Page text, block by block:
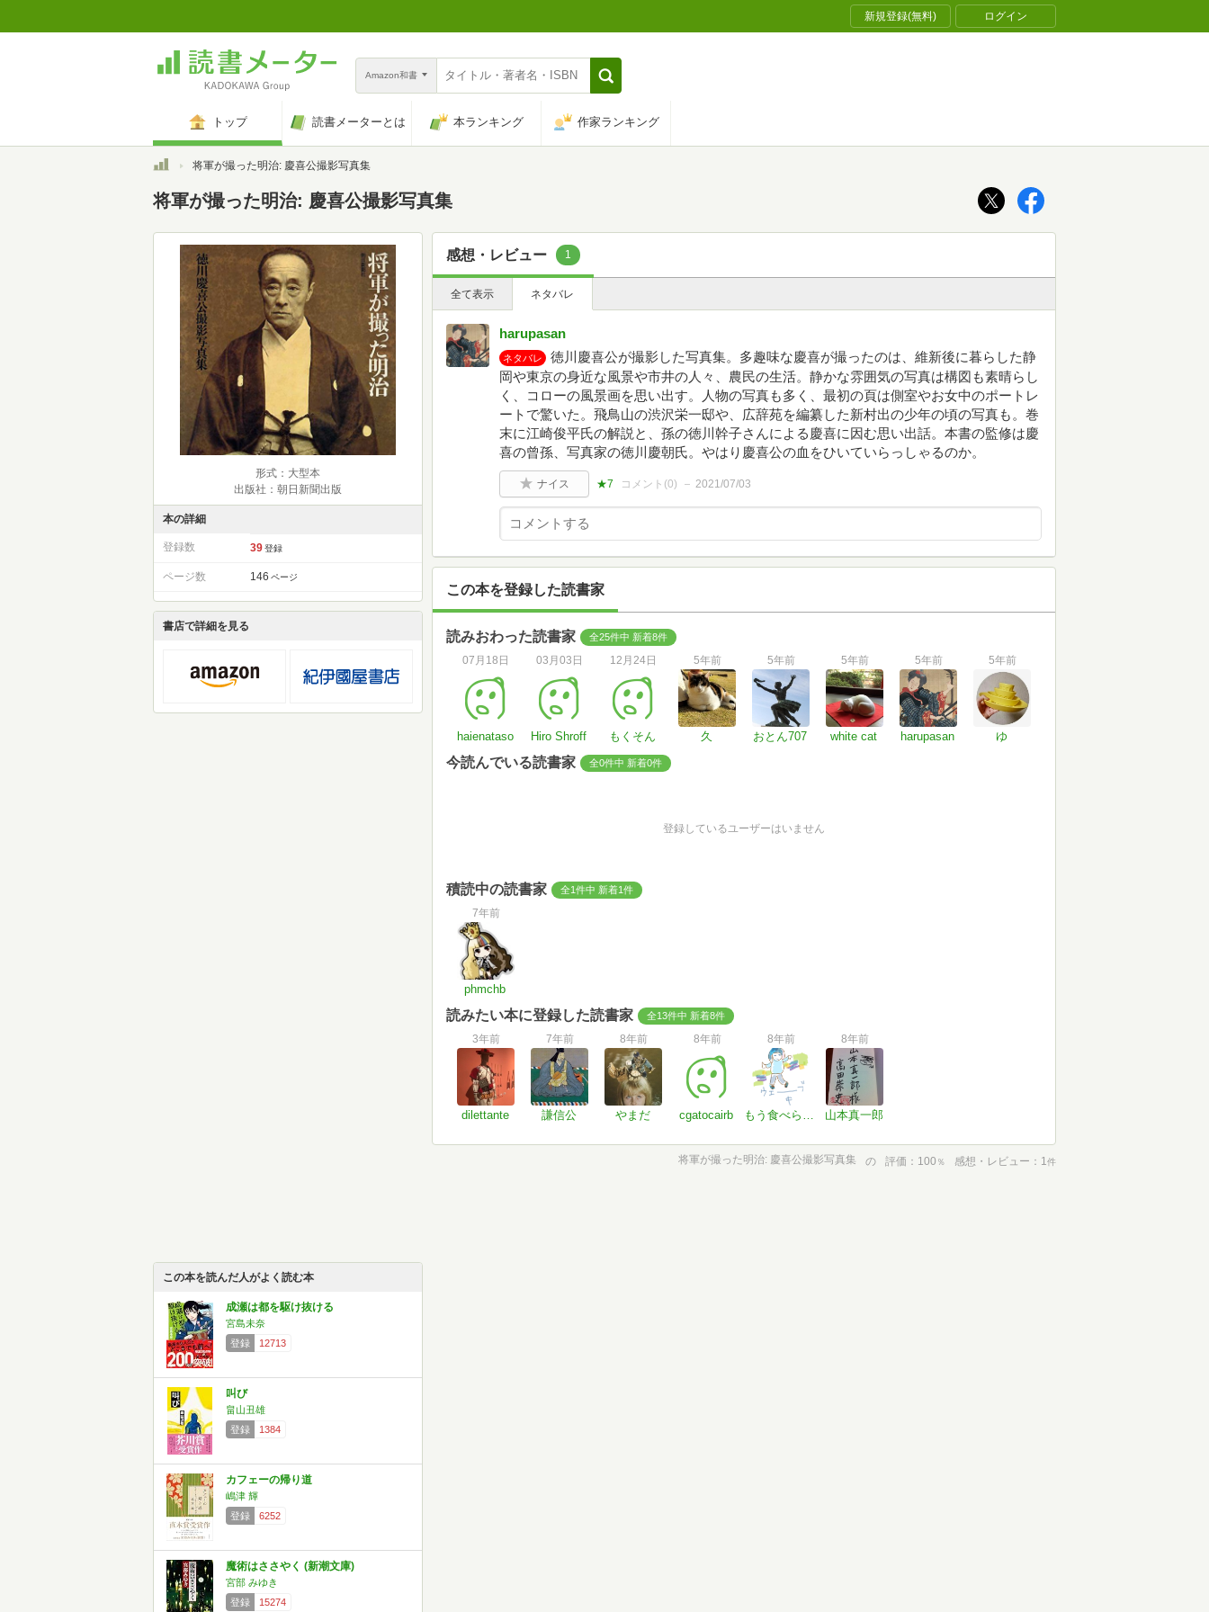
新規登録(無料) ログイン
Amazon和書
トップ 読書メーターとは 本ランキング 作家ランキング
トップ将軍が撮った明治: 慶喜公撮影写真集
将軍が撮った明治: 慶喜公撮影写真集
形式：大型本
出版社：朝日新聞出版
本の詳細
登録数 39 登録
ページ数 146 ページ
書店で詳細を見る
この本を読んだ人がよく読む本
成瀬は都を駆け抜ける
宮島未奈
登録
12713
叫び
畠山丑雄
登録
1384
カフェーの帰り道
嶋津 輝
登録
6252
魔術はささやく (新潮文庫)
宮部 みゆき
登録
15274
感想・レビュー 1
全て表示 ネタバレ
harupasan
ネタバレ
徳川慶喜公が撮影した写真集。多趣味な慶喜が撮ったのは、維新後に暮らした静
岡や東京の身近な風景や市井の人々、農民の生活。静かな雰囲気の写真は構図も素晴らし
く、コローの風景画を思い出す。人物の写真も多く、最初の頁は側室やお女中のポートレ
ートで驚いた。飛鳥山の渋沢栄一邸や、広辞苑を編纂した新村出の少年の頃の写真も。巻
末に江崎俊平氏の解説と、孫の徳川幹子さんによる慶喜に因む思い出話。本書の監修は慶
喜の曾孫、写真家の徳川慶朝氏。やはり慶喜公の血をひいていらっしゃるのか。
ナイス ★7 コメント(0) 2021/07/03
この本を登録した読書家
読みおわった読書家 全25件中 新着8件
07月18日
haienataso
03月03日
Hiro Shroff
12月24日
もくそん
5年前
久
5年前
おとん707
5年前
white cat
5年前
harupasan
5年前
ゆ
今読んでいる読書家 全0件中 新着0件
登録しているユーザーはいません
積読中の読書家 全1件中 新着1件
7年前
phmchb
読みたい本に登録した読書家 全13件中 新着8件
3年前
dilettante
7年前
謙信公
8年前
やまだ
8年前
cgatocairb
8年前
もう食べられないよ
8年前
山本真一郎
将軍が撮った明治: 慶喜公撮影写真集 の 評価 100 ％ 感想・レビュー 1件